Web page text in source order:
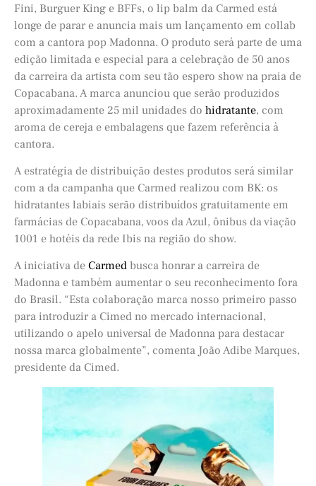
Fini, Burguer King e BFFs, o lip balm da Carmed está
longe de parar e anuncia mais um lançamento em collab
com a cantora pop Madonna. O produto será parte de uma
edição limitada e especial para a celebração de 50 anos
da carreira da artista com seu tão espero show na praia de
Copacabana. A marca anunciou que serão produzidos
aproximadamente 25 mil unidades do hidratante, com
aroma de cereja e embalagens que fazem referência à
cantora.
A estratégia de distribuição destes produtos será similar
com a da campanha que Carmed realizou com BK: os
hidratantes labiais serão distribuídos gratuitamente em
farmácias de Copacabana, voos da Azul, ônibus da viação
1001 e hotéis da rede Ibis na região do show.
A iniciativa de Carmed busca honrar a carreira de
Madonna e também aumentar o seu reconhecimento fora
do Brasil. “Esta colaboração marca nosso primeiro passo
para introduzir a Cimed no mercado internacional,
utilizando o apelo universal de Madonna para destacar
nossa marca globalmente”, comenta João Adibe Marques,
presidente da Cimed.